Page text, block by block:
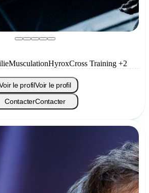
MusculationHyroxCross Training +2
le profilVoir le profil
ContacterContacter